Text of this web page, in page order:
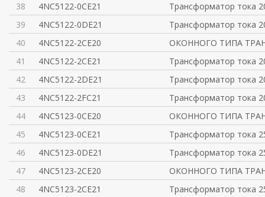
38
4NC5122-0CE21
Трансформатор тока
39
4NC5122-0DE21
Трансформатор тока
40
4NC5122-2CE20
ОКОННОГО ТИПА
41
4NC5122-2CE21
Трансформатор тока
42
4NC5122-2DE21
Трансформатор тока
43
4NC5122-2FC21
Трансформатор тока
44
4NC5123-0CE20
ОКОННОГО ТИПА
45
4NC5123-0CE21
Трансформатор тока
46
4NC5123-0DE21
Трансформатор тока
47
4NC5123-2CE20
ОКОННОГО ТИПА
48
4NC5123-2CE21
Трансформатор тока